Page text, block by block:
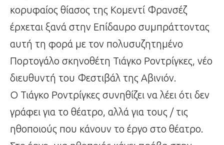
κορυφαίος θίασος της Κομεντί Φρανσέζ
έρχεται ξανά στην Επίδαυρο συμπράττοντας
αυτή τη φορά με τον πολυσυζητημένο
Πορτογάλο σκηνοθέτη Τιάγκο Ροντρίγκες, νέο
διευθυντή του Φεστιβάλ της Αβινιόν.
Ο Τιάγκο Ροντρίγκες συνηθίζει να λέει ότι δεν
γράφει για το θέατρο, αλλά για τους / τις
ηθοποιούς που κάνουν το έργο στο θέατρο.